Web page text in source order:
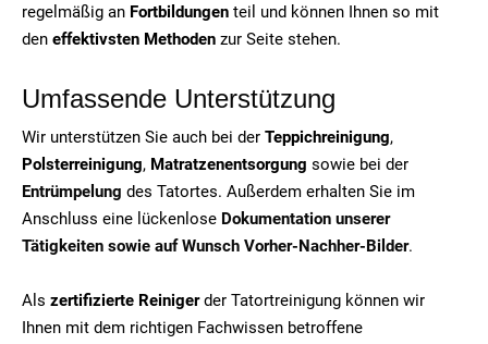
regelmäßig an Fortbildungen teil und können Ihnen so mit
den effektivsten Methoden zur Seite stehen.
Umfassende Unterstützung
Wir unterstützen Sie auch bei der Teppichreinigung,
Polsterreinigung, Matratzenentsorgung sowie bei der
Entrümpelung des Tatortes. Außerdem erhalten Sie im
Anschluss eine lückenlose Dokumentation unserer
Tätigkeiten sowie auf Wunsch Vorher-Nachher-Bilder.
Als zertifizierte Reinigerder Tatortreinigung können wir
Ihnen mit dem richtigen Fachwissen betroffene